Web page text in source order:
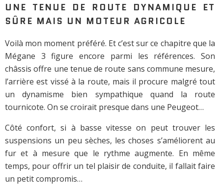
UNE TENUE DE ROUTE DYNAMIQUE ET
SÛRE MAIS UN MOTEUR AGRICOLE
Voilà mon moment préféré. Et c’est sur ce chapitre que la
Mégane 3 figure encore parmi les références. Son
châssis offre une tenue de route sans commune mesure,
l’arrière est vissé à la route, mais il procure malgré tout
un dynamisme bien sympathique quand la route
tournicote. On se croirait presque dans une Peugeot…
Côté confort, si à basse vitesse on peut trouver les
suspensions un peu sèches, les choses s’améliorent au
fur et à mesure que le rythme augmente. En même
temps, pour offrir un tel plaisir de conduite, il fallait faire
un petit compromis…